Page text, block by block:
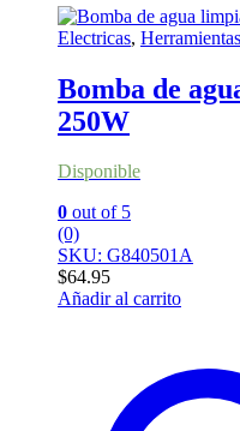
Electricas, Herramientas
Bomba de
250W
Disponible
0 out of 5
(0)
SKU: G840501A
$64.95
Añadir al carrito